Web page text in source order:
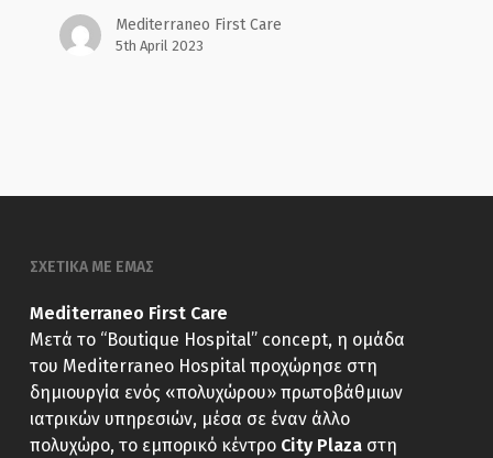
20:00
Mediterraneo First Care
5th April 2023
ΣΧΕΤΙΚΑ ΜΕ ΕΜΑΣ
Mediterraneo First Care
Μετά το “Boutique Hospital” concept, η ομάδα
του Mediterraneo Hospital προχώρησε στη
δημιουργία ενός «πολυχώρου» πρωτοβάθμιων
ιατρικών υπηρεσιών, μέσα σε έναν άλλο
πολυχώρο, το εμπορικό κέντρο City Plazaστη